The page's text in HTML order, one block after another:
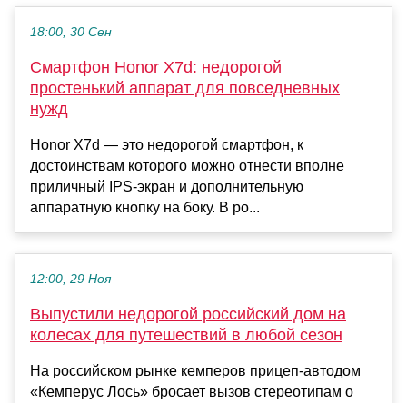
18:00, 30 Сен
Смартфон Honor X7d: недорогой
простенький аппарат для повседневных
нужд
Honor X7d — это недорогой смартфон, к
достоинствам которого можно отнести вполне
приличный IPS-экран и дополнительную
аппаратную кнопку на боку. В ро...
12:00, 29 Ноя
Выпустили недорогой российский дом на
колесах для путешествий в любой сезон
На российском рынке кемперов прицеп-автодом
«Кемперус Лось» бросает вызов стереотипам о